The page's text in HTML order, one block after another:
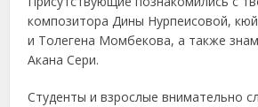
композитора Дины Нурпеисовой,
и Толегена Момбекова, а также
Акана Сери.
Студенты и взрослые внимательно